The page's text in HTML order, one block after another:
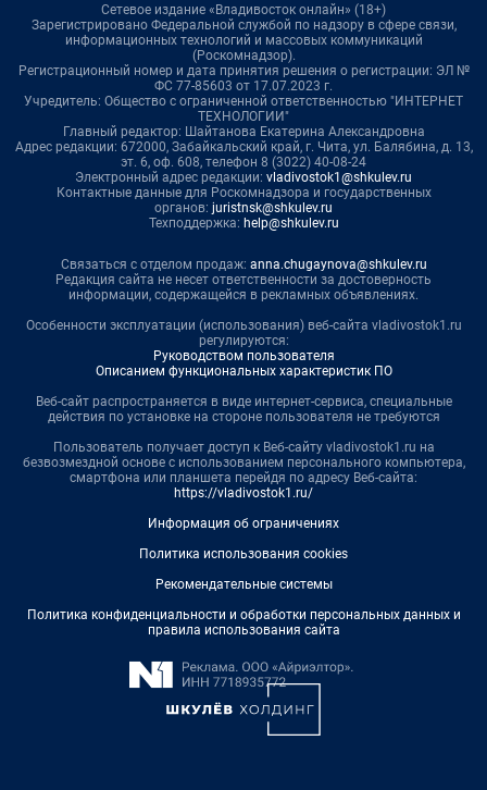
Сетевое издание «Владивосток онлайн» (18+)
Зарегистрировано Федеральной службой по надзору в сфере связи,
информационных технологий и массовых коммуникаций
(Роскомнадзор).
Регистрационный номер и дата принятия решения о регистрации: ЭЛ №
ФС 77-85603 от 17.07.2023 г.
Учредитель: Общество с ограниченной ответственностью "ИНТЕРНЕТ
ТЕХНОЛОГИИ"
Главный редактор: Шайтанова Екатерина Александровна
Адрес редакции: 672000, Забайкальский край, г. Чита, ул. Балябина, д. 13,
эт. 6, оф. 608, телефон 8 (3022) 40-08-24
Электронный адрес редакции: vladivostok1@shkulev.ru
Контактные данные для Роскомнадзора и государственных
органов: juristnsk@shkulev.ru
Техподдержка: help@shkulev.ru
Связаться с отделом продаж: anna.chugaynova@shkulev.ru
Редакция сайта не несет ответственности за достоверность
информации, содержащейся в рекламных объявлениях.
Особенности эксплуатации (использования) веб-сайта vladivostok1.ru
регулируются:
Руководством пользователя
Описанием функциональных характеристик ПО
Веб-сайт распространяется в виде интернет-сервиса, специальные
действия по установке на стороне пользователя не требуются
Пользователь получает доступ к Веб-сайту vladivostok1.ru на
безвозмездной основе с использованием персонального компьютера,
смартфона или планшета перейдя по адресу Веб-сайта:
https://vladivostok1.ru/
Информация об ограничениях
Политика использования cookies
Рекомендательные системы
Политика конфиденциальности и обработки персональных данных и
правила использования сайта